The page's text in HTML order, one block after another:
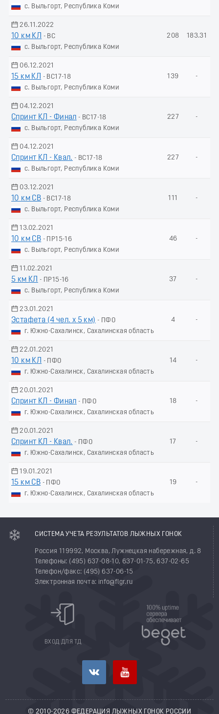
с. Выльгорт, Республика Коми
26.11.2022
10 км КЛ
- ВС
с. Выльгорт, Республика Коми
208 183.31
06.12.2021
15 км КЛ
- ВС17-18
с. Выльгорт, Республика Коми
139 -
04.12.2021
Спринт КЛ - Финал - ВС17-18
с. Выльгорт, Республика Коми
227 -
04.12.2021
Спринт КЛ - Квал. - ВС17-18
с. Выльгорт, Республика Коми
227 -
03.12.2021
10 км СВ - ВС17-18
с. Выльгорт, Республика Коми
111 -
13.02.2021
10 км СВ - ПР15-16
с. Выльгорт, Республика Коми
46 -
11.02.2021
5 км КЛ
- ПР15-16
с. Выльгорт, Республика Коми
37 -
23.01.2021
Эстафета (4 чел. х 5 км) - ПФО
г. Южно-Сахалинск, Сахалинская область
4 -
22.01.2021
10 км КЛ
- ПФО
г. Южно-Сахалинск, Сахалинская область
14 -
20.01.2021
Спринт КЛ - Финал - ПФО
г. Южно-Сахалинск, Сахалинская область
18 -
20.01.2021
Спринт КЛ - Квал. - ПФО
г. Южно-Сахалинск, Сахалинская область
17 -
19.01.2021
15 км СВ - ПФО
г. Южно-Сахалинск, Сахалинская область
19 -
СИСТЕМА УЧЕТА РЕЗУЛЬТАТОВ ЛЫЖНЫХ ГОНОК
Россия 119992, Москва, Лужнецкая набережная, д. 8
Телефоны: (495) 637-08-10, 637-01-75, 637-02-65
Телефон/факс: (495) 637-06-15
Электронная почта: info@flgr.ru
ВХОД ДЛЯ ТД
© 2010-2026 ФЕДЕРАЦИЯ ЛЫЖНЫХ ГОНОК РОССИИ